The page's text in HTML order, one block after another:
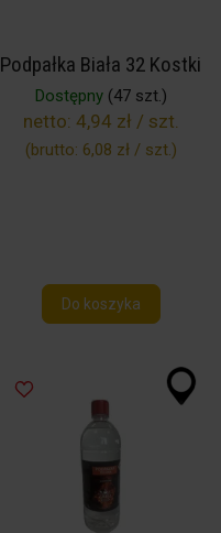
Podpałka Biała 32 Kostki
Dostępny(47 szt.)
netto: 4,94 zł / szt.
(brutto: 6,08 zł / szt.)
Do koszyka